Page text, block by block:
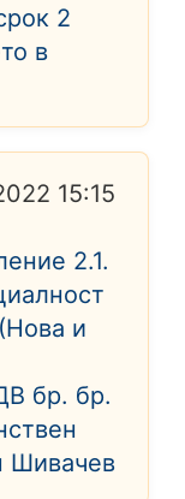
2
в
15:15
2.1.
и
бр. бр.
Шивачев